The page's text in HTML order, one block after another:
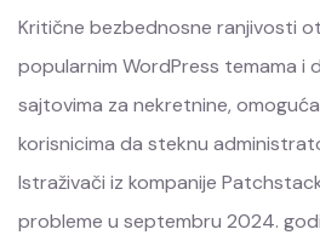
Kritične bezbednosne ranjivosti
popularnim WordPress temama i
sajtovima za nekretnine,
korisnicima da steknu
Istraživači iz kompanije
probleme u septembru 2024.